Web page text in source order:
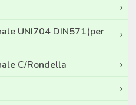
UNI704 DIN571(per
C/Rondella